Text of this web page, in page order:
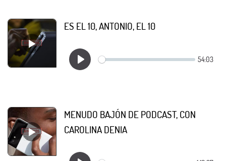
ES EL 10, ANTONIO, EL 10
MENUDO BAJÓN DE PODCAST, CON
CAROLINA DENIA